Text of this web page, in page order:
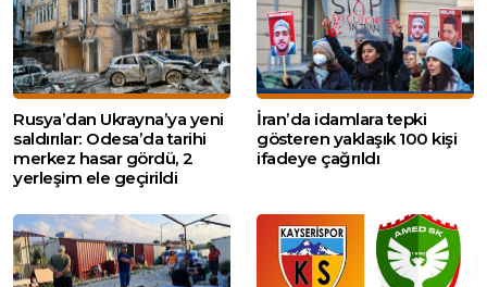
Rusya’dan Ukrayna’ya yeni
saldırılar: Odesa’da tarihi
merkez hasar gördü, 2
yerleşim ele geçirildi
İran’da idamlara tepki
gösteren yaklaşık 100 kişi
ifadeye çağrıldı